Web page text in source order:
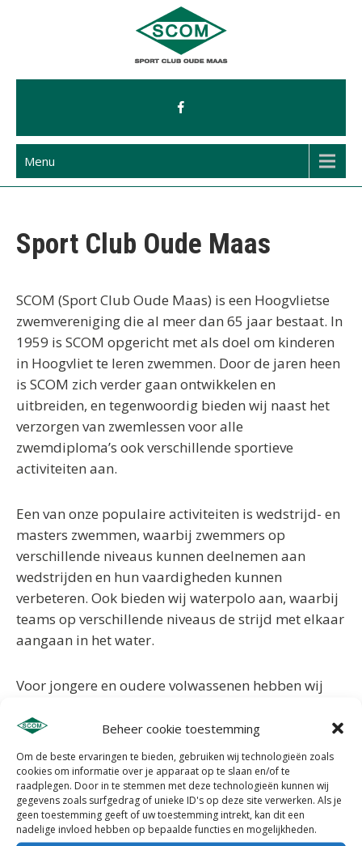
Beheer cookie toestemming
Om de beste ervaringen te bieden, gebruiken wij technologieën zoals
cookies om informatie over je apparaat op te slaan en/of te
raadplegen. Door in te stemmen met deze technologieën kunnen wij
gegevens zoals surfgedrag of unieke ID's op deze site verwerken. Als je
geen toestemming geeft of uw toestemming intrekt, kan dit een
nadelige invloed hebben op bepaalde functies en mogelijkheden.
Menu
Sport Club Oude Maas
SCOM (Sport Club Oude Maas) is een Hoogvlietse
zwemvereniging die al meer dan 65 jaar bestaat. In
1959 is SCOM opgericht met als doel om kinderen
in Hoogvliet te leren zwemmen. Door de jaren heen
is SCOM zich verder gaan ontwikkelen en
uitbreiden, en tegenwoordig bieden wij naast het
verzorgen van zwemlessen voor alle
zwemdiploma’s ook verschillende sportieve
activiteiten aan.
Een van onze populaire activiteiten is wedstrijd- en
masters zwemmen, waarbij zwemmers op
verschillende niveaus kunnen deelnemen aan
wedstrijden en hun vaardigheden kunnen
verbeteren. Ook bieden wij waterpolo aan, waarbij
teams op verschillende niveaus de strijd met elkaar
aangaan in het water.
Voor jongere en oudere volwassenen hebben wij
sfeer kunt zwemmen en genieten van het water.
Onze ervaren zweminstructeurs staan altijd klaar
om advies en tips te geven voor degenen die hun
technieken willen verbeteren.
Bij SCOM staat kwaliteit en plezier hoog in het